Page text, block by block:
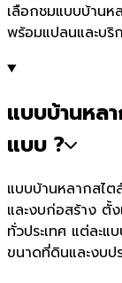
เลือกชมแบบบ้าน
พร้อมแปลนและบริ
แบบบ้านหล
แบบ ?
แบบบ้านหลากสไ
และงบก่อสร้าง ตั้
ทั่วประเทศ แต่ละ
ขนาดที่ดินและงบป